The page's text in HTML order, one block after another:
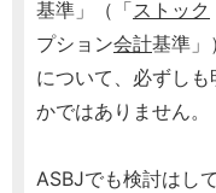
基準」（「ストック
プション会計基準」
について、必ずしも
かではありません。
ASBJでも検討はし